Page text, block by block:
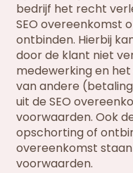
bedrijf het recht
SEO overeenkomst
ontbinden. Hierbij
door de klant niet
medewerking en
van andere
uit de SEO
voorwaarden. Ook
opschorting of
overeenkomst
voorwaarden.